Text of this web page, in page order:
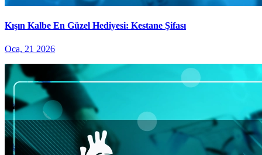
Kışın Kalbe En Güzel Hediyesi: Kestane Şifası
Oca, 21 2026